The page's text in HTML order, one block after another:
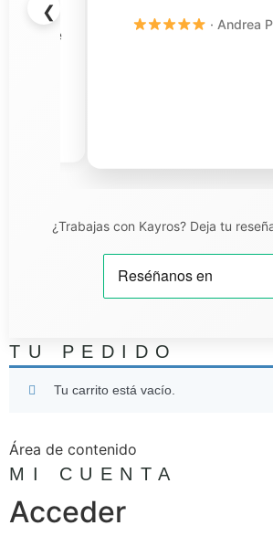
❮
de
· Andrea
¿Trabajas con Kayros? Deja tu
TU PEDIDO
Tu carrito está vacío.
Área de contenido
MI CUENTA
Acceder